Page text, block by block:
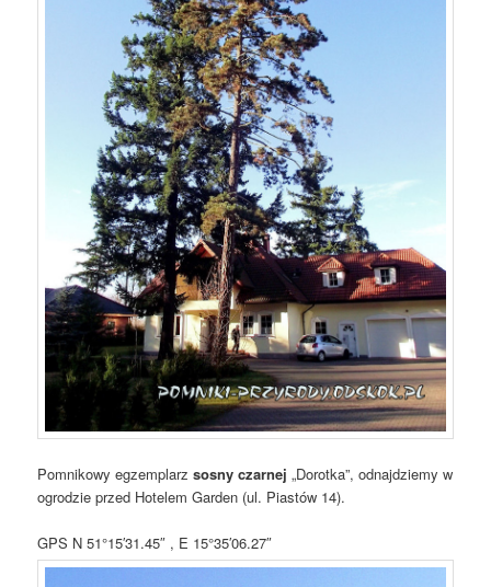
Pomnikowy egzemplarzsosny czarnej „Dorotka”, odnajdziemy w
ogrodzie przed Hotelem Garden (ul. Piastów 14).
GPS N 51°15′31.45″ , E 15°35′06.27″